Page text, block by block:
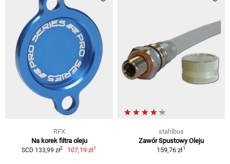
RFX
Na korek filtra oleju
SCD 133,99 zł2 107,19 zł1
stahlbus
Zawór Spustowy Oleju
159,76 zł1